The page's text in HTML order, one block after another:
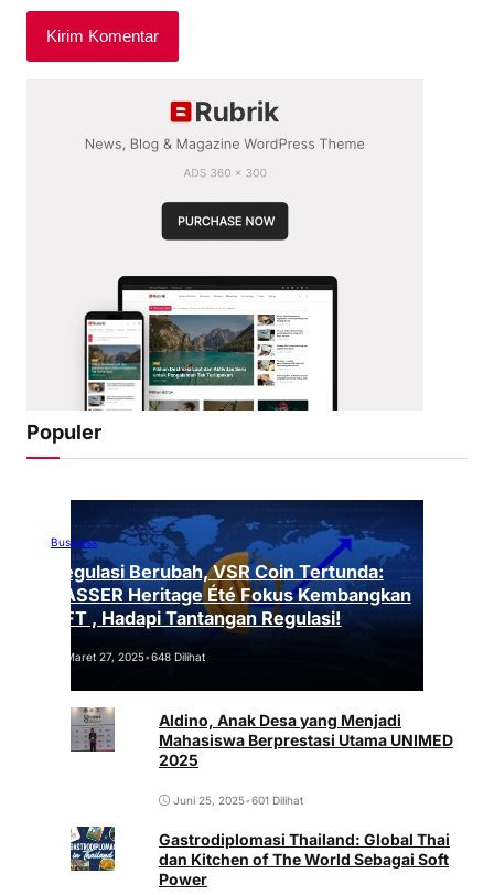
Populer
Business
Regulasi Berubah, VSR Coin Tertunda:
VASSER Heritage Été Fokus Kembangkan
NFT , Hadapi Tantangan Regulasi!
Maret 27, 2025•648 Dilihat
Aldino, Anak Desa yang Menjadi
Mahasiswa Berprestasi Utama UNIMED
2025
Juni 25, 2025•601 Dilihat
Gastrodiplomasi Thailand: Global Thai
dan Kitchen of The World Sebagai Soft
Power